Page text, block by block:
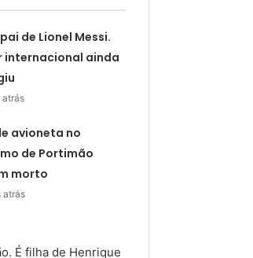
de Lionel Messi.
internacional ainda
atrás
avioneta no
de Portimão
morto
atrás
É filha de Henrique